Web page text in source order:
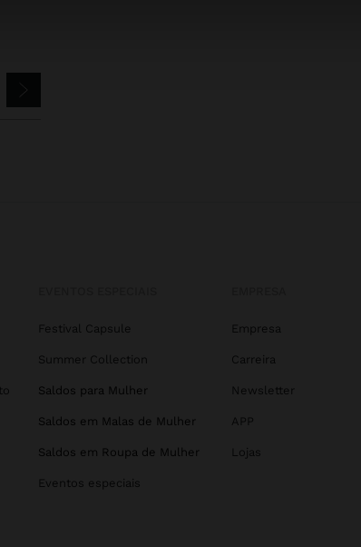
Festival Capsule
Summer Collection
Saldos para Mulher
Saldos em Malas de Mulher
Saldos em Roupa de Mulher
Eventos especiais
Empresa
Carreira
Newsletter
APP
Lojas